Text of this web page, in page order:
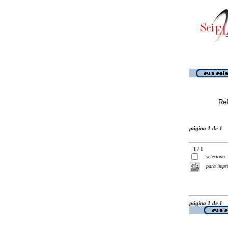
página 1 de 1
1 / 1
seleciona
para
página 1 de 1